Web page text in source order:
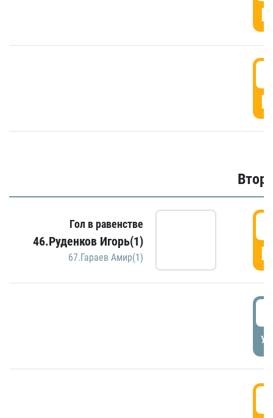
Гол в равенстве
46.Руденков Игорь(1)
67.Гараев Амир(1)